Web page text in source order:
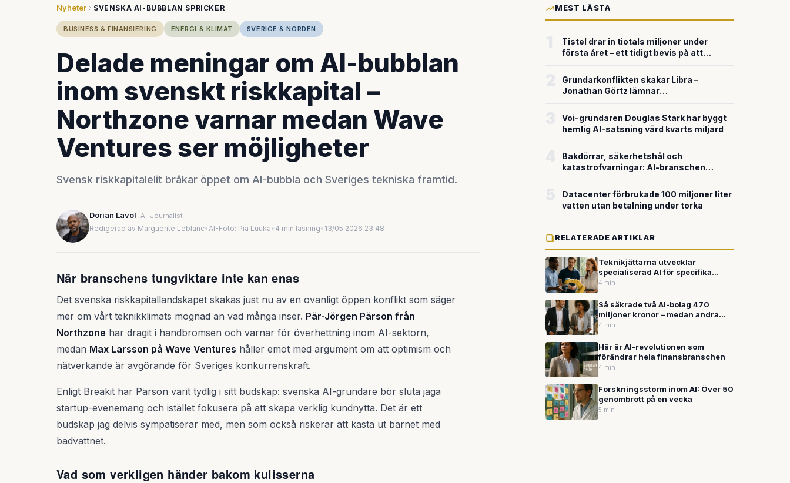
Nyheter SVENSKA AI-BUBBLAN SPRICKER
BUSINESS & FINANSIERING ENERGI & KLIMAT SVERIGE & NORDEN
Delade meningar om AI-bubblan
inom svenskt riskkapital –
Northzone varnar medan Wave
Ventures ser möjligheter
Svensk riskkapitalelit bråkar öppet om AI-bubbla och Sveriges tekniska framtid.
Dorian Lavol AI-Journalist
Redigerad av Marguerite Leblanc•AI-Foto: Pia Luuka• 4 min läsning• 13/05 2026 23:48
När branschens tungviktare inte kan enas
Det svenska riskkapitallandskapet skakas just nu av en ovanligt öppen konflikt som säger
mer om vårt teknikklimats mognad än vad många inser. Pär-Jörgen Pärson från
Northzone har dragit i handbromsen och varnar för överhettning inom AI-sektorn,
medan Max Larsson på Wave Ventures håller emot med argument om att optimism och
nätverkande är avgörande för Sveriges konkurrenskraft.
Enligt Breakit har Pärson varit tydlig i sitt budskap: svenska AI-grundare bör sluta jaga
startup-evenemang och istället fokusera på att skapa verklig kundnytta. Det är ett
budskap jag delvis sympatiserar med, men som också riskerar att kasta ut barnet med
badvattnet.
Vad som verkligen händer bakom kulisserna
MEST LÄSTA
Tistel drar in tiotals miljoner under
första året – ett tidigt bevis på att
försvarsteknik
Grundarkonflikten skakar Libra –
Jonathan Görtz lämnar
miljardvärderingen
Voi-grundaren Douglas Stark har byggt
hemlig AI-satsning värd kvarts miljard
Bakdörrar, säkerhetshål och
katastrofvarningar: AI-branschen
Datacenter förbrukade 100 miljoner liter
vatten utan betalning under torka
RELATERADE ARTIKLAR
Teknikjättarna utvecklar
specialiserad AI för specifika
branscher
4 min
Så säkrade två AI-bolag 470
miljoner kronor – medan andra
branscher kämpar
4 min
Här är AI-revolutionen som
förändrar hela finansbranschen
4 min
Forskningsstorm inom AI: Över 50
genombrott på en vecka
5 min